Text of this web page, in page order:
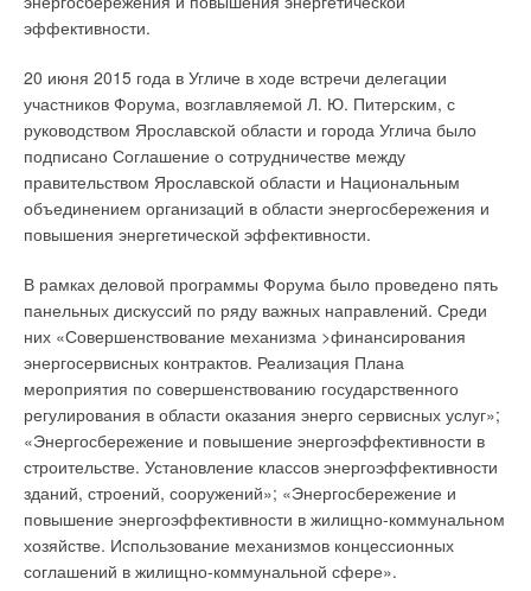
эффективности.
20 июня 2015 года в Угличе в ходе встречи делегации
участников Форума, возглавляемой Л. Ю. Питерским, с
руководством Ярославской области и города Углича было
подписано Соглашение о сотрудничестве между
правительством Ярославской области и Национальным
объединением организаций в области энергосбережения и
повышения энергетической эффективности.
В рамках деловой программы Форума было проведено пять
панельных дискуссий по ряду важных направлений. Среди
них «Совершенствование механизма >финансирования
энергосервисных контрактов. Реализация Плана
мероприятия по совершенствованию государственного
регулирования в области оказания энерго сервисных услуг»;
«Энергосбережение и повышение энергоэффективности в
строительстве. Установление классов энергоэффективности
зданий, строений, сооружений»; «Энергосбережение и
повышение энергоэффективности в жилищно-коммунальном
хозяйстве. Использование механизмов концессионных
соглашений в жилищно-коммунальной сфере».
понятие ЕТО и есть понятие Потребитель. Напомним
критерии определения ЕТО. Первый — владение на праве
важно) рабочей тепловой мощностью или тепловыми сетями
с наибольшей ёмкостью в границах ЕТО. Второй критерий —
размер собственного капитала и способность в наилучшей
степени обеспечить надёжность теплоснабжения. Мы
предлагаем поставить данный пункт первым, чтобы во главе
угла был критерий возможности обеспечения надёжности
теплоснабжения и, соответственно, наличие у организации
и в ЕТО включить все тепловые сети, принадлежащие
разным организациям. Например, в форме АО — они могут
быть акционерами, а представители городских служб иметь
капитал, позволяющий назначать директора. При таком
подходе рынок может быть выстроен таким образом, что
расчёты будут происходить на границах ЕТО. То есть ЕТО
расплачивается с генератором за поставку энергоресурсов
и, соответственно, рассчитывается с потребителем на своей
границе.
Данная модель успешно работает в Риге. В результате за
счёт ЕТО было заменено более 60 % рижских тепловых